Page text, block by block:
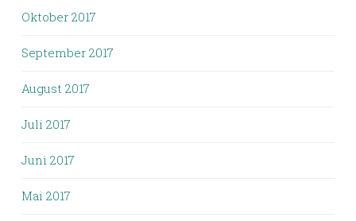
Oktober 2017
September 2017
August 2017
Juli 2017
Juni 2017
Mai 2017